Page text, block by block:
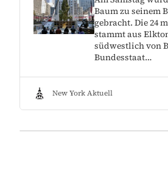
Baum zu seinem
gebracht. Die 24
stammt aus
südwestlich von
Bundesstaat…
New York Aktuell